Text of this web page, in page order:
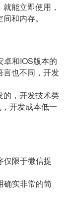
能立即使用，
和内存。
和IOS版本的
言也不同，开发
，开发技术类
开发成本低一
限于微信提
实非常的简